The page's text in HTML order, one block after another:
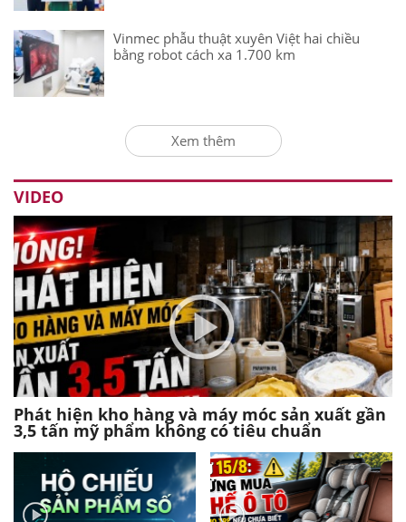
Vinmec phẫu thuật xuyên Việt hai chiều
bằng robot cách xa 1.700 km
Xem thêm
VIDEO
Phát hiện kho hàng và máy móc sản xuất gần
3,5 tấn mỹ phẩm không có tiêu chuẩn